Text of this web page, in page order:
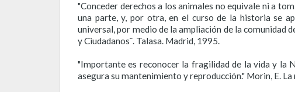
"Conceder derechos a los animales no equivale ni a
una parte, y, por otra, en el curso de la historia se
universal, por medio de la ampliación de la comunidad
y Ciudadanos¨. Talasa. Madrid, 1995.
"Importante es reconocer la fragilidad de la vida y la
asegura su mantenimiento y reproducción." Morin, E.